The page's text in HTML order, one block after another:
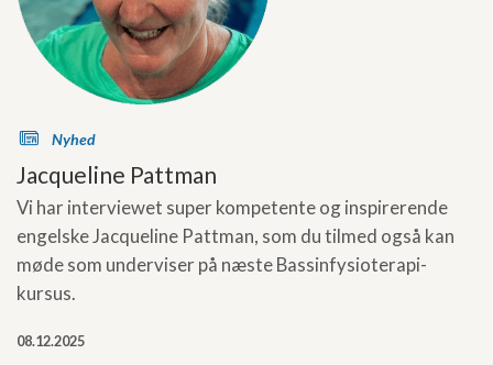
s Nyhed
Jacqueline Pattman
Vi har interviewet super kompetente og inspirerende
engelske Jacqueline Pattman, som du tilmed også kan
møde som underviser på næste Bassinfysioterapi-
kursus.
08.12.2025